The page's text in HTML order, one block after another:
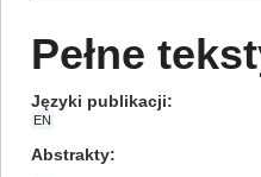
Pełne
Języki publikacji
EN
Abstrakty